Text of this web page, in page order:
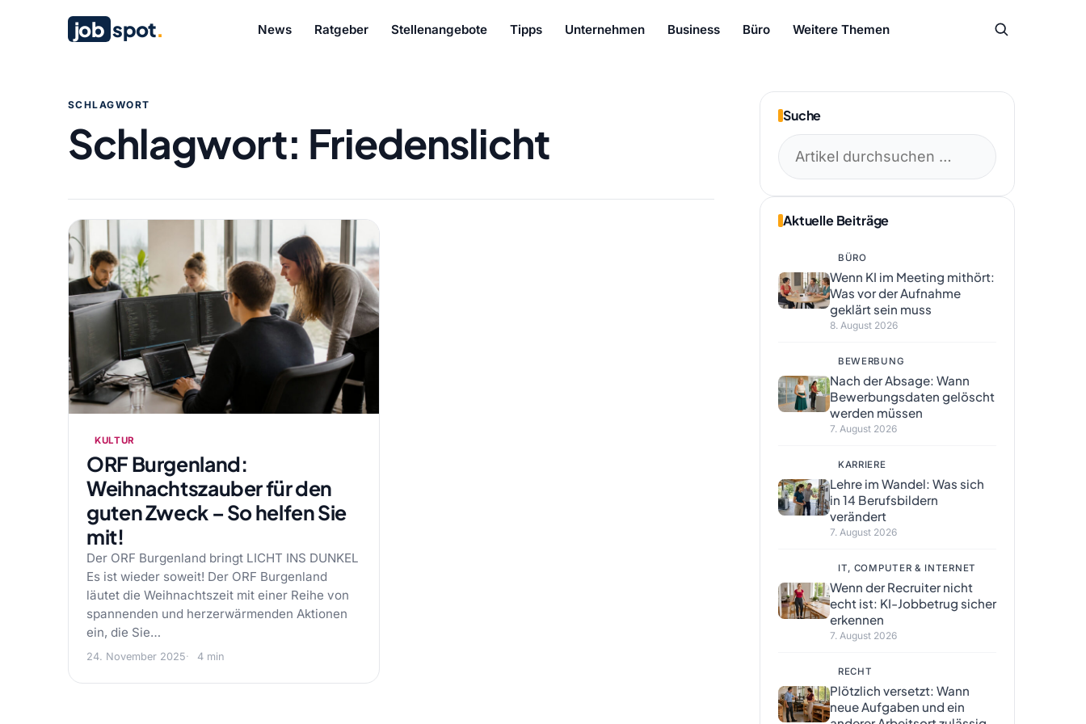
job spot. News Ratgeber Stellenangebote Tipps Unternehmen Business Büro Weitere Themen
SCHLAGWORT
Schlagwort: Friedenslicht
KULTUR
ORF Burgenland:
Weihnachtszauber für den
guten Zweck – So helfen Sie
mit!
Der ORF Burgenland bringt LICHT INS DUNKEL
Es ist wieder soweit! Der ORF Burgenland
läutet die Weihnachtszeit mit einer Reihe von
spannenden und herzerwärmenden Aktionen
ein, die Sie…
24. November 2025 4 min
Suche
Aktuelle Beiträge
BÜRO
Wenn KI im Meeting mithört:
Was vor der Aufnahme
geklärt sein muss
8. August 2026
BEWERBUNG
Nach der Absage: Wann
Bewerbungsdaten gelöscht
werden müssen
7. August 2026
KARRIERE
Lehre im Wandel: Was sich
in 14 Berufsbildern
verändert
7. August 2026
IT, COMPUTER & INTERNET
Wenn der Recruiter nicht
echt ist: KI-Jobbetrug sicher
erkennen
7. August 2026
RECHT
Plötzlich versetzt: Wann
neue Aufgaben und ein